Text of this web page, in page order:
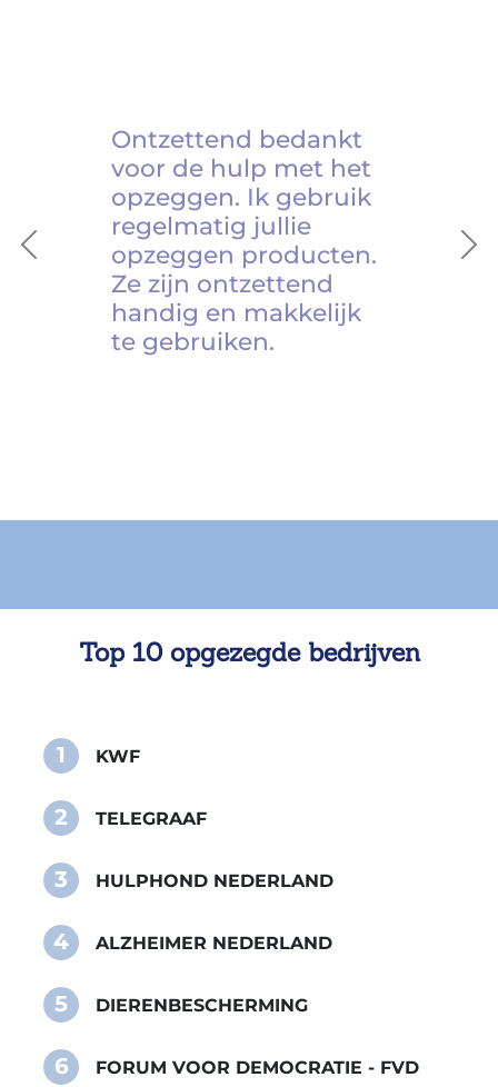
Previous
Ontzettend bedankt
voor de hulp met het
opzeggen. Ik gebruik
regelmatig jullie
opzeggen producten.
Ze zijn ontzettend
handig en makkelijk
te gebruiken.
Top 10 opgezegde bedrijven
1 KWF
2 TELEGRAAF
3 HULPHOND NEDERLAND
4 ALZHEIMER NEDERLAND
5 DIERENBESCHERMING
6 FORUM VOOR DEMOCRATIE - FVD